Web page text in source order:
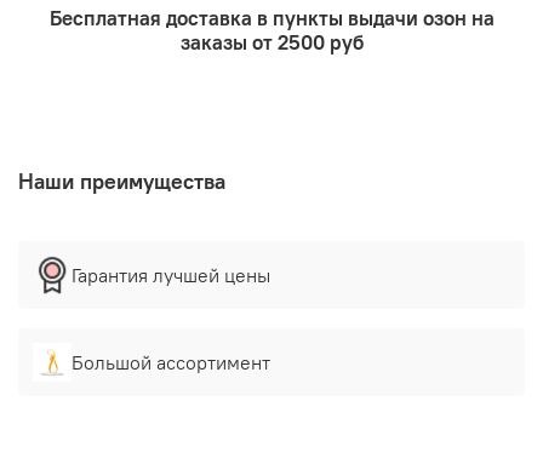
Бесплатная доставка в пункты выдачи озон на
заказы от 2500 руб
Наши преимущества
Гарантия лучшей цены
Большой ассортимент